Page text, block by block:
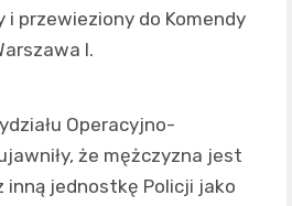
i przewieziony do Komendy
I.
Operacyjno-
że mężczyzna jest
inną jednostkę Policji jako